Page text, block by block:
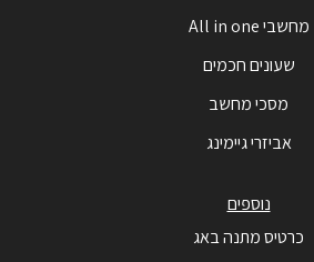
מחשבי All in one
שעונים חכמים
מסכי מחשב
אביזרי גיימינג
נוספים
כרטיס מתנה באג